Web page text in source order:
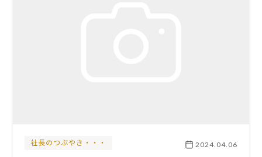
社長のつぶやき・・・ 2024.04.06